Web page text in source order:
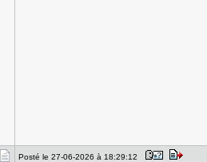
Posté le 27-06-2026 à 18:29:12